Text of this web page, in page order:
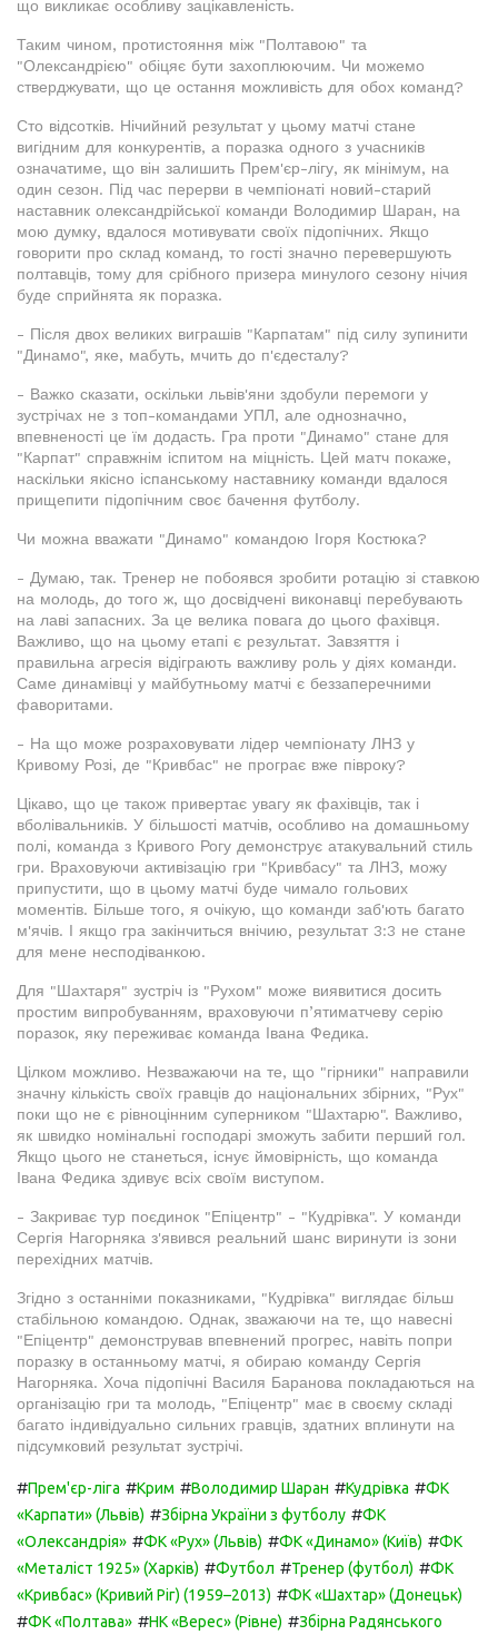
що викликає особливу зацікавленість.
Таким чином, протистояння між "Полтавою" та
"Олександрією" обіцяє бути захоплюючим. Чи можемо
стверджувати, що це остання можливість для обох команд?
Сто відсотків. Нічийний результат у цьому матчі стане
вигідним для конкурентів, а поразка одного з учасників
означатиме, що він залишить Прем'єр-лігу, як мінімум, на
один сезон. Під час перерви в чемпіонаті новий-старий
наставник олександрійської команди Володимир Шаран, на
мою думку, вдалося мотивувати своїх підопічних. Якщо
говорити про склад команд, то гості значно перевершують
полтавців, тому для срібного призера минулого сезону нічия
буде сприйнята як поразка.
- Після двох великих виграшів "Карпатам" під силу зупинити
"Динамо", яке, мабуть, мчить до п'єдесталу?
- Важко сказати, оскільки львів'яни здобули перемоги у
зустрічах не з топ-командами УПЛ, але однозначно,
впевненості це їм додасть. Гра проти "Динамо" стане для
"Карпат" справжнім іспитом на міцність. Цей матч покаже,
наскільки якісно іспанському наставнику команди вдалося
прищепити підопічним своє бачення футболу.
Чи можна вважати "Динамо" командою Ігоря Костюка?
- Думаю, так. Тренер не побоявся зробити ротацію зі ставкою
на молодь, до того ж, що досвідчені виконавці перебувають
на лаві запасних. За це велика повага до цього фахівця.
Важливо, що на цьому етапі є результат. Завзяття і
правильна агресія відіграють важливу роль у діях команди.
Саме динамівці у майбутньому матчі є беззаперечними
фаворитами.
- На що може розраховувати лідер чемпіонату ЛНЗ у
Кривому Розі, де "Кривбас" не програє вже півроку?
Цікаво, що це також привертає увагу як фахівців, так і
вболівальників. У більшості матчів, особливо на домашньому
полі, команда з Кривого Рогу демонструє атакувальний стиль
гри. Враховуючи активізацію гри "Кривбасу" та ЛНЗ, можу
припустити, що в цьому матчі буде чимало гольових
моментів. Більше того, я очікую, що команди заб'ють багато
м'ячів. І якщо гра закінчиться внічию, результат 3:3 не стане
для мене несподіванкою.
Для "Шахтаря" зустріч із "Рухом" може виявитися досить
простим випробуванням, враховуючи п’ятиматчеву серію
поразок, яку переживає команда Івана Федика.
Цілком можливо. Незважаючи на те, що "гірники" направили
значну кількість своїх гравців до національних збірних, "Рух"
поки що не є рівноцінним суперником "Шахтарю". Важливо,
як швидко номінальні господарі зможуть забити перший гол.
Якщо цього не станеться, існує ймовірність, що команда
Івана Федика здивує всіх своїм виступом.
- Закриває тур поєдинок "Епіцентр" - "Кудрівка". У команди
Сергія Нагорняка з'явився реальний шанс виринути із зони
перехідних матчів.
Згідно з останніми показниками, "Кудрівка" виглядає більш
стабільною командою. Однак, зважаючи на те, що навесні
"Епіцентр" демонстрував впевнений прогрес, навіть попри
поразку в останньому матчі, я обираю команду Сергія
Нагорняка. Хоча підопічні Василя Баранова покладаються на
організацію гри та молодь, "Епіцентр" має в своєму складі
багато індивідуально сильних гравців, здатних вплинути на
підсумковий результат зустрічі.
#Прем'єр-ліга #Крим #Володимир Шаран #Кудрівка #ФК
«Карпати» (Львів) #Збірна України з футболу #ФК
«Олександрія» #ФК «Рух» (Львів) #ФК «Динамо» (Київ) #ФК
«Металіст 1925» (Харків) #Футбол #Тренер (футбол) #ФК
«Кривбас» (Кривий Ріг) (1959–2013) #ФК «Шахтар» (Донецьк)
#ФК «Полтава» #НК «Верес» (Рівне) #Збірна Радянського